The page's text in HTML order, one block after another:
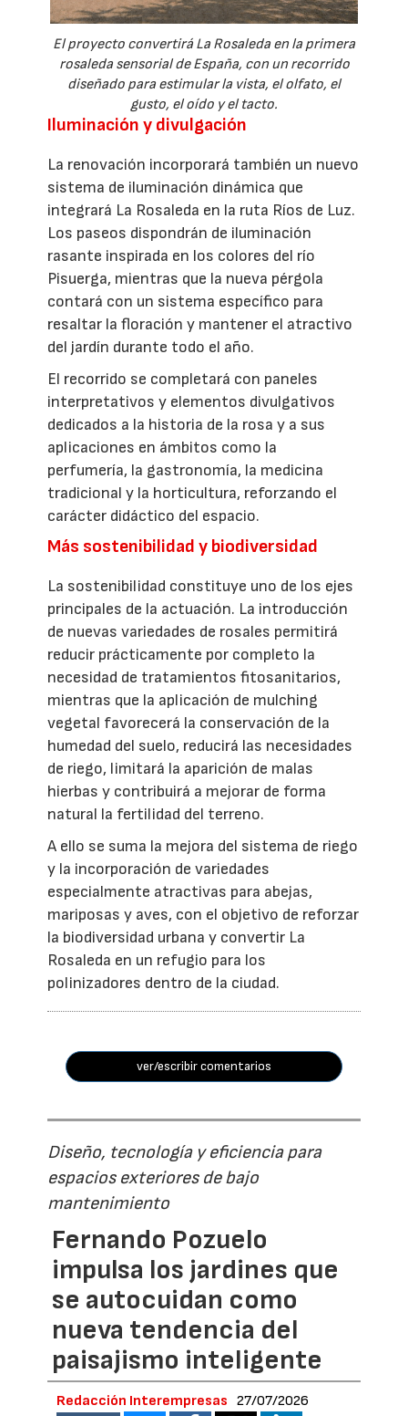
El proyecto convertirá La Rosaleda en la primera
rosaleda sensorial de España, con un recorrido
diseñado para estimular la vista, el olfato, el
gusto, el oído y el tacto.
Iluminación y divulgación
La renovación incorporará también un nuevo
sistema de iluminación dinámica que
integrará La Rosaleda en la ruta Ríos de Luz.
Los paseos dispondrán de iluminación
rasante inspirada en los colores del río
Pisuerga, mientras que la nueva pérgola
contará con un sistema específico para
resaltar la floración y mantener el atractivo
del jardín durante todo el año.
El recorrido se completará con paneles
interpretativos y elementos divulgativos
dedicados a la historia de la rosa y a sus
aplicaciones en ámbitos como la
perfumería, la gastronomía, la medicina
tradicional y la horticultura, reforzando el
carácter didáctico del espacio.
Más sostenibilidad y biodiversidad
La sostenibilidad constituye uno de los ejes
principales de la actuación. La introducción
de nuevas variedades de rosales permitirá
reducir prácticamente por completo la
necesidad de tratamientos fitosanitarios,
mientras que la aplicación de mulching
vegetal favorecerá la conservación de la
humedad del suelo, reducirá las necesidades
de riego, limitará la aparición de malas
hierbas y contribuirá a mejorar de forma
natural la fertilidad del terreno.
A ello se suma la mejora del sistema de riego
y la incorporación de variedades
especialmente atractivas para abejas,
mariposas y aves, con el objetivo de reforzar
la biodiversidad urbana y convertir La
Rosaleda en un refugio para los
polinizadores dentro de la ciudad.
ver/escribir comentarios
Diseño, tecnología y eficiencia para
espacios exteriores de bajo
mantenimiento
Fernando Pozuelo
impulsa los jardines que
se autocuidan como
nueva tendencia del
paisajismo inteligente
Redacción Interempresas 27/07/2026